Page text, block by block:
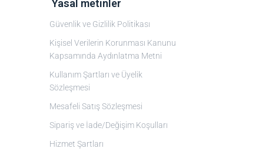
‎ Yasal metinler
Güvenlik ve Gizlilik Politikası
Kişisel Verilerin Korunması Kanunu
Kapsamında Aydınlatma Metni
Kullanım Şartları ve Üyelik
Sözleşmesi
Mesafeli Satış Sözleşmesi
Sipariş ve İade/Değişim Koşulları
Hizmet Şartları